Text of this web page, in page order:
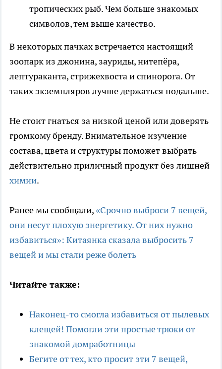
тропических рыб. Чем больше знакомых
символов, тем выше качество.
В некоторых пачках встречается настоящий
зоопарк из джонина, зауриды, нитепёра,
лептураканта, стрижехвоста и спинорога. От
таких экземпляров лучше держаться подальше.
Не стоит гнаться за низкой ценой или доверять
громкому бренду. Внимательное изучение
состава, цвета и структуры поможет выбрать
действительно приличный продукт без лишней
химии.
Ранее мы сообщали, «Срочно выброси 7 вещей,
они несут плохую энергетику. От них нужно
избавиться»: Китаянка сказала выбросить 7
вещей и мы стали реже болеть
Читайте также:
Наконец-то смогла избавиться от пылевых
клещей! Помогли эти простые трюки от
знакомой домработницы
Бегите от тех, кто просит эти 7 вещей,